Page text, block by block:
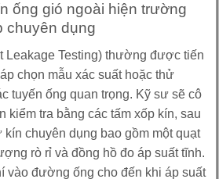
ống gió ngoài hiện trường
chuyên dụng
Leakage Testing) thường được tiến
chọn mẫu xác suất hoặc thử
tuyến ống quan trọng. Kỹ sư sẽ cô
kiểm tra bằng các tấm xốp kín, sau
chuyên dụng bao gồm một quạt
rò rỉ và đồng hồ đo áp suất tĩnh.
vào đường ống cho đến khi áp suất